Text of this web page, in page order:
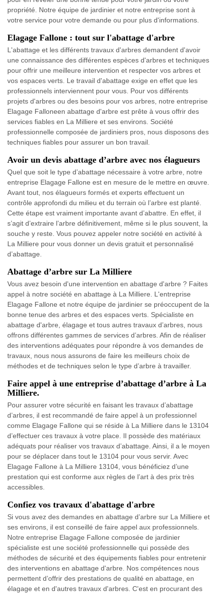
propriété. Notre équipe de jardinier et notre entreprise sont à
votre service pour votre demande ou pour plus d'informations.
Elagage Fallone : tout sur l'abattage d'arbre
L'abattage et les différents travaux d'arbres demandent d'avoir
une connaissance des différentes espèces d'arbres et techniques
pour offrir une meilleure intervention et respecter vos arbres et
vos espaces verts. Le travail d'abattage exige en effet que les
professionnels interviennent pour vous. Pour vos différents
projets d'arbres ou des besoins pour vos arbres, notre entreprise
Elagage Falloneen abattage d'arbre est prête à vous offrir des
services fiables en La Milliere et ses environs. Société
professionnelle composée de jardiniers pros, nous disposons des
techniques fiables pour assurer un bon travail.
Avoir un devis abattage d’arbre avec nos élagueurs
Quel que soit le type d’abattage nécessaire à votre arbre, notre
entreprise Elagage Fallone est en mesure de le mettre en œuvre.
Avant tout, nos élagueurs formés et experts effectuent un
contrôle approfondi du milieu et du terrain où l’arbre est planté.
Cette étape est vraiment importante avant d’abattre. En effet, il
s’agit d’extraire l’arbre définitivement, même si le plus souvent, la
souche y reste. Vous pouvez appeler notre société en activité à
La Milliere pour vous donner un devis gratuit et personnalisé
d’abattage.
Abattage d’arbre sur La Milliere
Vous avez besoin d'une intervention en abattage d'arbre ? Faites
appel à notre société en abattage à La Milliere. L'entreprise
Elagage Fallone et notre équipe de jardinier se préoccupent de la
bonne tenue des arbres et des espaces verts. Spécialiste en
abattage d'arbre, élagage et tous autres travaux d’arbres, nous
offrons différentes gammes de services d’arbres. Afin de réaliser
des interventions adéquates pour répondre à vos demandes de
travaux, nous nous assurons de faire les meilleurs choix de
méthodes et de techniques selon le type d’arbre à travailler.
Faire appel à une entreprise d’abattage d’arbre à La
Milliere.
Pour assurer votre sécurité en faisant les travaux d’abattage
d’arbres, il est recommandé de faire appel à un professionnel
comme Elagage Fallone qui se réside à La Milliere dans le 13104
d’effectuer ces travaux à votre place. Il possède des matériaux
adéquats pour réaliser vos travaux d’abattage. Ainsi, il a le moyen
pour se déplacer dans tout le 13104 pour vous servir. Avec
Elagage Fallone à La Milliere 13104, vous bénéficiez d’une
prestation qui est conforme aux règles de l’art à des prix très
accessibles.
Confiez vos travaux d'abattage d'arbre
Si vous avez des demandes en abattage d’arbre sur La Milliere et
ses environs, il est conseillé de faire appel aux professionnels.
Notre entreprise Elagage Fallone composée de jardinier
spécialiste est une société professionnelle qui possède des
méthodes de sécurité et des équipements fiables pour entretenir
des interventions en abattage d'arbre. Nos compétences nous
permettent d’offrir des prestations de qualité en abattage, en
élagage et en d'autres travaux d'arbres. C'est en procurant des